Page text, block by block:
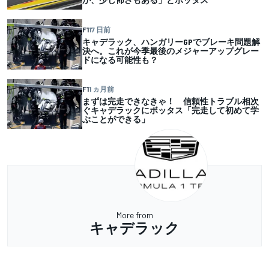
F117 日前
キャデラック、ハンガリーGPでブレーキ問題解
決へ。これが今季最後のメジャーアップグレー
ドになる可能性も？
F11 ヵ月前
まずは完走できなきゃ！ 信頼性トラブル相次
ぐキャデラックにボッタス「完走して初めて学
ぶことができる」
More from
キャデラック